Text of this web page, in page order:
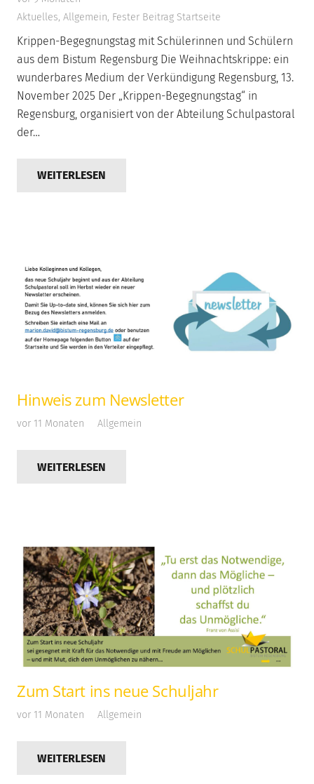
Aktuelles, Allgemein, Fester Beitrag Startseite
Krippen-Begegnungstag mit Schülerinnen und Schülern
aus dem Bistum Regensburg Die Weihnachtskrippe: ein
wunderbares Medium der Verkündigung Regensburg, 13.
November 2025 Der „Krippen-Begegnungstag“ in
Regensburg, organisiert von der Abteilung Schulpastoral
der…
WEITERLESEN
Hinweis zum Newsletter
vor 11 Monaten Allgemein
WEITERLESEN
Zum Start ins neue Schuljahr
vor 11 Monaten Allgemein
WEITERLESEN